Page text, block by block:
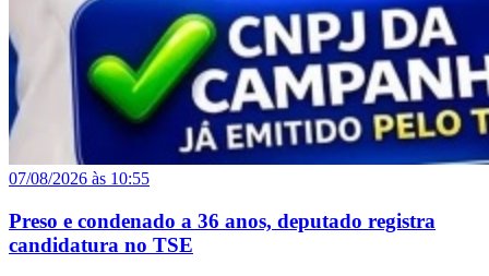
07/08/2026 às 10:55
Preso e condenado a 36 anos, deputado registra
candidatura no TSE